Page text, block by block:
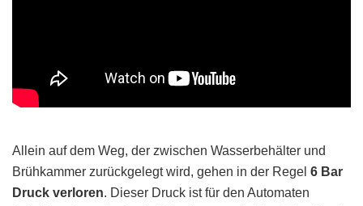
Allein auf dem Weg, der zwischen Wasserbehälter und
Brühkammer zurückgelegt wird, gehen in der Regel 6 Bar
Druck verloren. Dieser Druck ist für den Automaten